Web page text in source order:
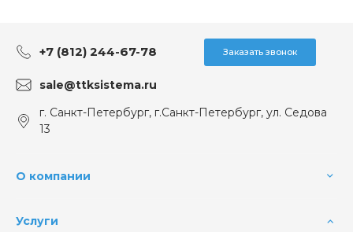
+7 (812) 244-67-78 Заказать звонок
sale@ttksistema.ru
г. Санкт-Петербург, г.Санкт-Петербург, ул. Седова
13
О компании
Услуги